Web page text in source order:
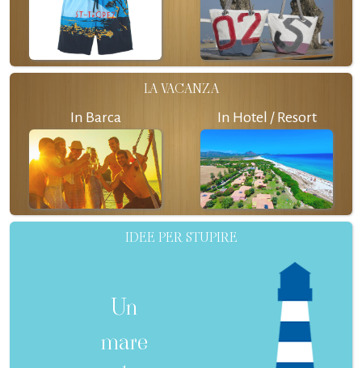
LA VACANZA
In Barca In Hotel / Resort
IDEE PER STUPIRE
Un
mare